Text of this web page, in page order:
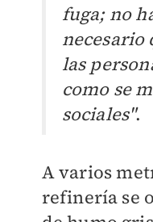
fuga; no
necesario
las
como se
sociales".
A varios
refinería se